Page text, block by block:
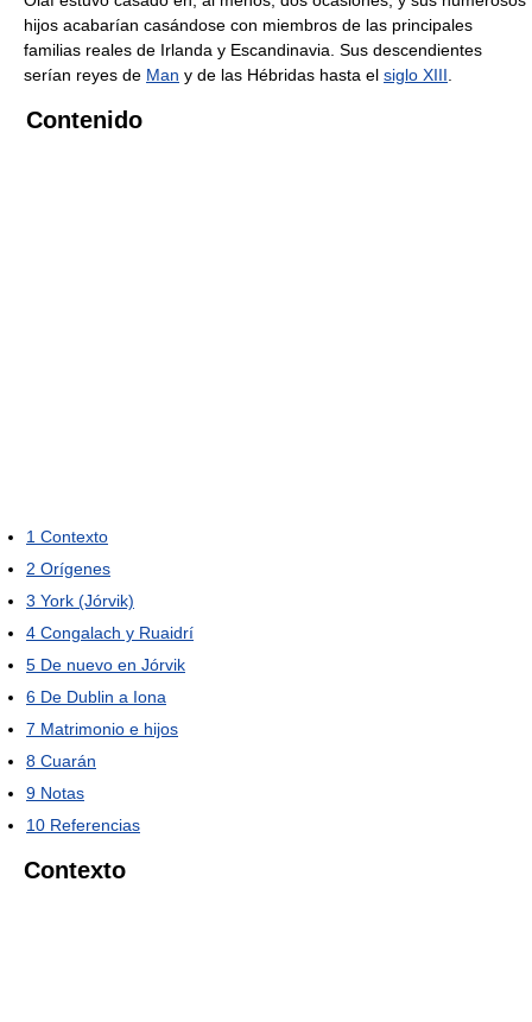
hijos acabarían casándose con miembros de las principales
familias reales de Irlanda y Escandinavia. Sus descendientes
serían reyes de Man y de las Hébridas hasta el siglo XIII
Contenido
1 Contexto
2 Orígenes
3 York (Jórvik)
4 Congalach y Ruaidrí
5 De nuevo en Jórvik
6 De Dublin a Iona
7 Matrimonio e hijos
8 Cuarán
9 Notas
10 Referencias
Contexto